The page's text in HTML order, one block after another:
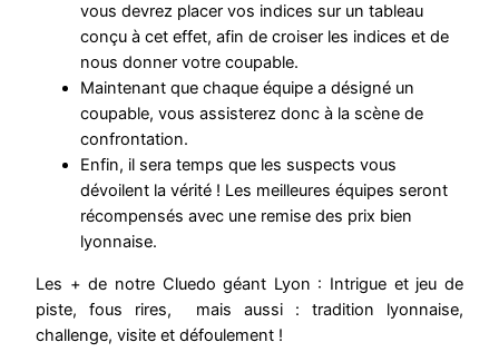
vous devrez placer vos indices sur un tableau
conçu à cet effet, afin de croiser les indices et de
nous donner votre coupable.
Maintenant que chaque équipe a désigné un
coupable, vous assisterez donc à la scène de
confrontation.
Enfin, il sera temps que les suspects vous
dévoilent la vérité ! Les meilleures équipes seront
récompensés avec une remise des prix bien
lyonnaise.
Les + de notre Cluedo géant Lyon : Intrigue et jeu de
piste, fous rires, mais aussi : tradition lyonnaise,
challenge, visite et défoulement !